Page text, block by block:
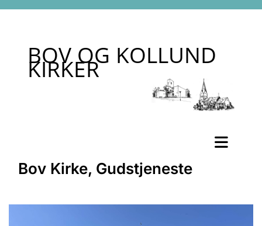
BOV OG KOLLUND
KIRKER
Bov Kirke, Gudstjeneste